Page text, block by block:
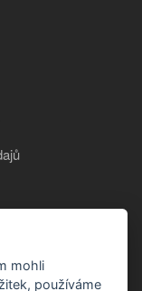
465
mohli
používáme